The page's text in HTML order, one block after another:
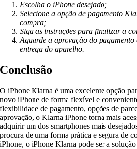
Escolha o iPhone desejado;
Selecione a opção de pagamento
compra;
Siga as instruções para finalizar a
Aguarde a aprovação do
entrega do aparelho.
Conclusão
O iPhone Klarna é uma excelente opção
novo iPhone de forma flexível e
flexibilidade de pagamento, opções de
aprovação, o Klarna iPhone torna mais
adquirir um dos smartphones mais
procura de uma forma prática e segura de
iPhone, o iPhone Klarna pode ser a